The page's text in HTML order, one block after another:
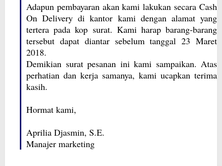
Adapun pembayaran akan kami lakukan secara Cash
On Delivery di kantor kami dengan alamat yang
tertera pada kop surat. Kami harap barang-barang
tersebut dapat diantar sebelum tanggal 23 Maret
2018.
Demikian surat pesanan ini kami sampaikan. Atas
perhatian dan kerja samanya, kami ucapkan terima
kasih.
Hormat kami,
Aprilia Djasmin, S.E.
Manajer marketing